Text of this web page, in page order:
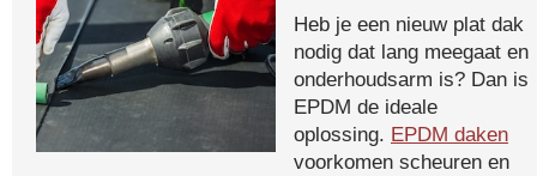
Heb je een nieuw plat dak
nodig dat lang meegaat en
onderhoudsarm is? Dan is
EPDM de ideale
oplossing. EPDM daken
voorkomen scheuren en